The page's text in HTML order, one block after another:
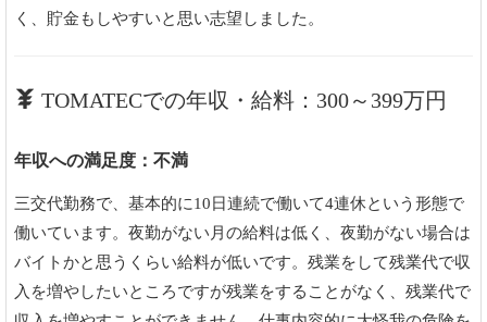
く、貯金もしやすいと思い志望しました。
TOMATECでの年収・給料：300～399万円
年収への満足度：不満
三交代勤務で、基本的に10日連続で働いて4連休という形態で
働いています。夜勤がない月の給料は低く、夜勤がない場合は
バイトかと思うくらい給料が低いです。残業をして残業代で収
入を増やしたいところですが残業をすることがなく、残業代で